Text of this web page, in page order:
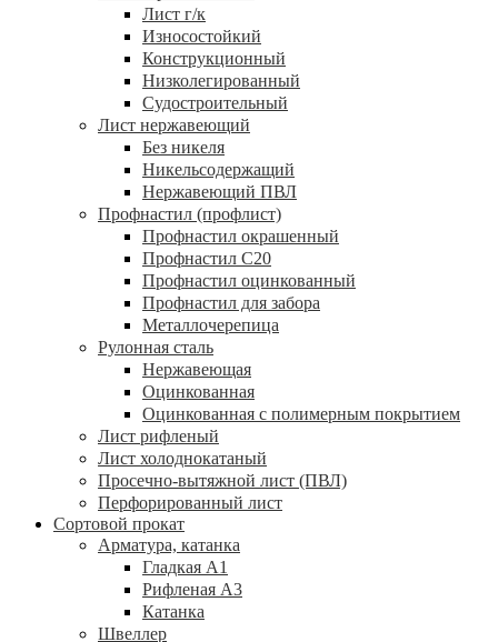
Лист г/к
Износостойкий
Конструкционный
Низколегированный
Судостроительный
Лист нержавеющий
Без никеля
Никельсодержащий
Нержавеющий ПВЛ
Профнастил (профлист)
Профнастил окрашенный
Профнастил С20
Профнастил оцинкованный
Профнастил для забора
Металлочерепица
Рулонная сталь
Нержавеющая
Оцинкованная
Оцинкованная с полимерным покрытием
Лист рифленый
Лист холоднокатаный
Просечно-вытяжной лист (ПВЛ)
Перфорированный лист
Сортовой прокат
Арматура, катанка
Гладкая А1
Рифленая А3
Катанка
Швеллер